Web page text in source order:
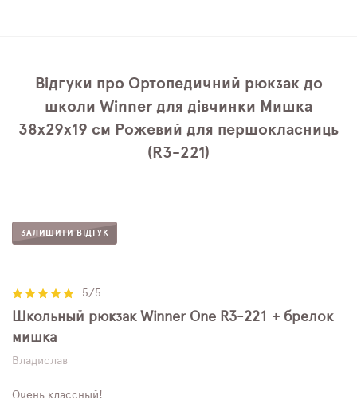
Відгуки про Ортопедичний рюкзак до
школи Winner для дівчинки Мишка
38х29х19 см Рожевий для першокласниць
(R3-221)
ЗАЛИШИТИ ВІДГУК
5/5
Школьный рюкзак Winner One R3-221 + брелок
мишка
Владислав
Очень классный!